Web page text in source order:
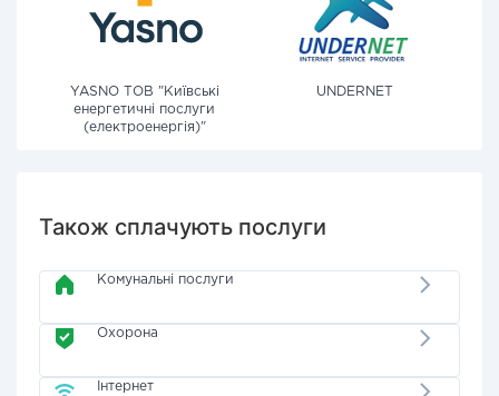
YASNO ТОВ "Київські
енергетичні послуги
(електроенергія)"
UNDERNET
Також сплачують послуги
Комунальні послуги
Охорона
Інтернет